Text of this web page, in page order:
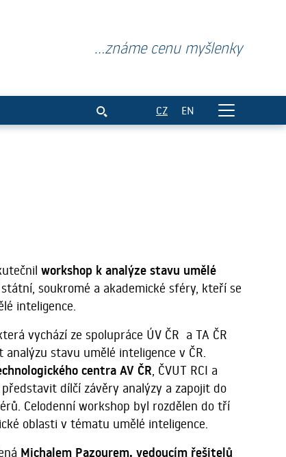
v ČR
...známe cenu myšlenky
CZ EN
workshop k analýze stavu umělé
soukromé a akademické sféry, kteří se
inteligence.
vychází ze spolupráce ÚV ČR a TA ČR
stavu umělé inteligence v ČR.
centra AV ČR, ČVUT RCI a
dílčí závěry analýzy a zapojit do
Celodenní workshop byl rozdělen do tří
oblasti v tématu umělé inteligence.
Michalem Pazourem, vedoucím řešitelů